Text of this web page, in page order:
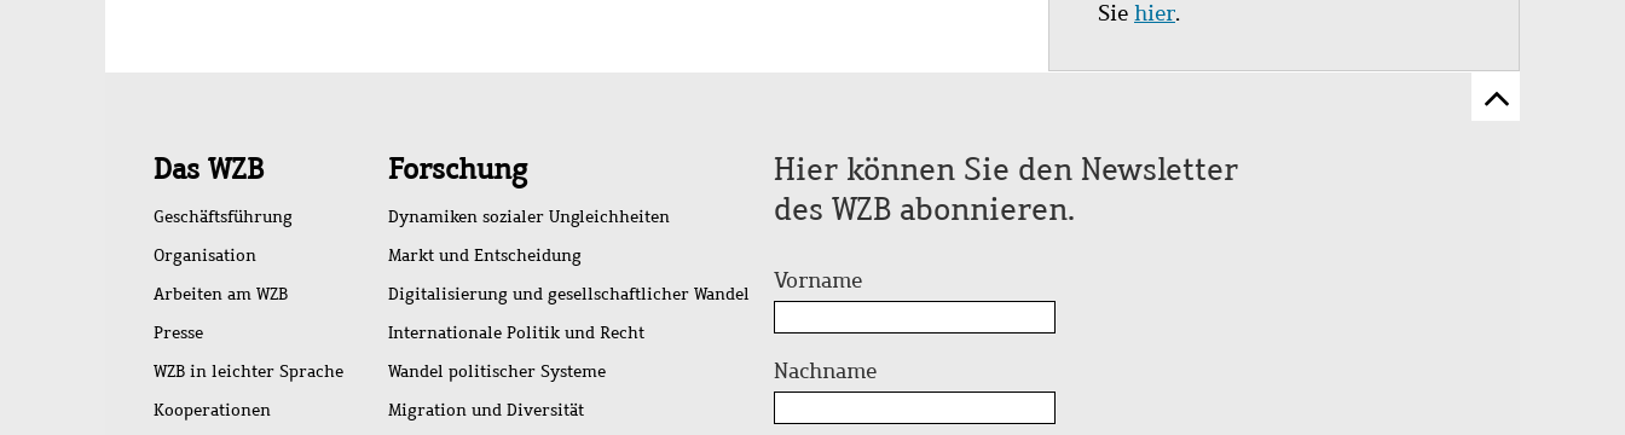
Sie hier.
Zum
Schnellzugriff
Das WZB
Geschäftsführung
Organisation
Arbeiten am WZB
Presse
WZB in leichter Sprache
Kooperationen
Forschung
Dynamiken sozialer Ungleichheiten
Markt und Entscheidung
Digitalisierung und gesellschaftlicher Wandel
Internationale Politik und Recht
Wandel politischer Systeme
Migration und Diversität
Hier können Sie den Newsletter
des WZB abonnieren.
Vorname
Nachname